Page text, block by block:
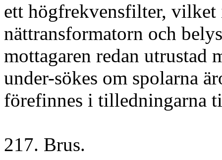
ett högfrekvensfilter, vilket
nättransformatorn och
mottagaren redan utrustad
under-sökes om spolarna
förefinnes i tilledningarna
217. Brus.